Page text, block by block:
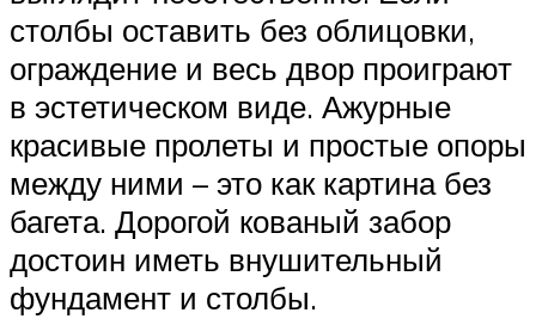
столбы оставить без облицовки,
ограждение и весь двор проиграют
в эстетическом виде. Ажурные
красивые пролеты и простые опоры
между ними – это как картина без
багета. Дорогой кованый забор
достоин иметь внушительный
фундамент и столбы.